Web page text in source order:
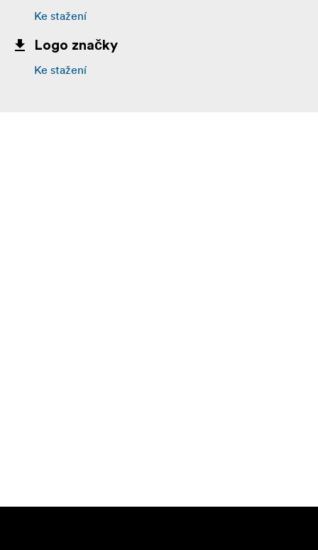
Ke stažení
Logo značky
Ke stažení